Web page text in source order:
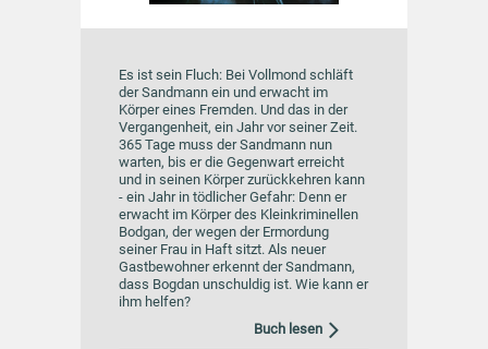
Es ist sein Fluch: Bei Vollmond schläft
der Sandmann ein und erwacht im
Körper eines Fremden. Und das in der
Vergangenheit, ein Jahr vor seiner Zeit.
365 Tage muss der Sandmann nun
warten, bis er die Gegenwart erreicht
und in seinen Körper zurückkehren kann
- ein Jahr in tödlicher Gefahr: Denn er
erwacht im Körper des Kleinkriminellen
Bodgan, der wegen der Ermordung
seiner Frau in Haft sitzt. Als neuer
Gastbewohner erkennt der Sandmann,
dass Bogdan unschuldig ist. Wie kann er
ihm helfen?
Buch lesen